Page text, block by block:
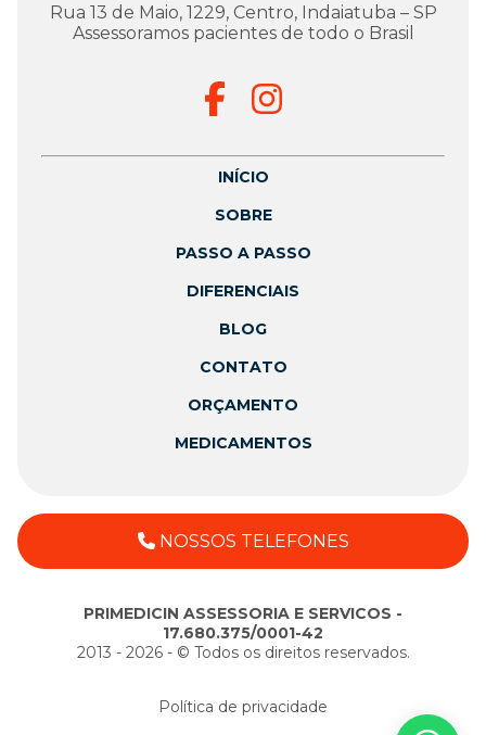
Rua 13 de Maio, 1229, Centro, Indaiatuba – SP
Assessoramos pacientes de todo o Brasil
INÍCIO
SOBRE
PASSO A PASSO
DIFERENCIAIS
BLOG
CONTATO
ORÇAMENTO
MEDICAMENTOS
NOSSOS TELEFONES
PRIMEDICIN ASSESSORIA E SERVICOS -
17.680.375/0001-42
2013 - 2026 - ©️ Todos os direitos reservados.
Política de privacidade